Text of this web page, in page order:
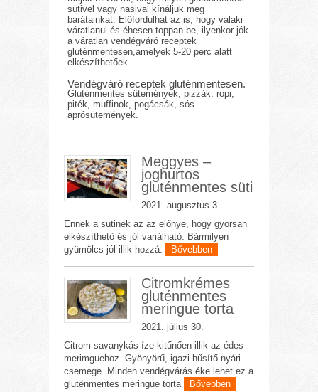
sütivel vagy nasival kínáljuk meg
barátainkat. Előfordulhat az is, hogy valaki
váratlanul és éhesen toppan be, ilyenkor jók
a váratlan vendégváró receptek
gluténmentesen,amelyek 5-20 perc alatt
elkészíthetőek.
Vendégváró receptek gluténmentesen.
Gluténmentes sütemények, pizzák, ropi,
piték, muffinok, pogácsák, sós
aprósütemények.
Meggyes –
joghurtos
gluténmentes süti
2021. augusztus 3.
Ennek a sütinek az az előnye, hogy gyorsan
elkészíthető és jól variálható. Bármilyen
gyümölcs jól illik hozzá.
Bővebben
Citromkrémes
gluténmentes
meringue torta
2021. július 30.
Citrom savanykás íze kitűnően illik az édes
merimguehoz. Gyönyörű, igazi hűsítő nyári
csemege. Minden vendégvárás éke lehet ez a
gluténmentes meringue torta
Bővebben